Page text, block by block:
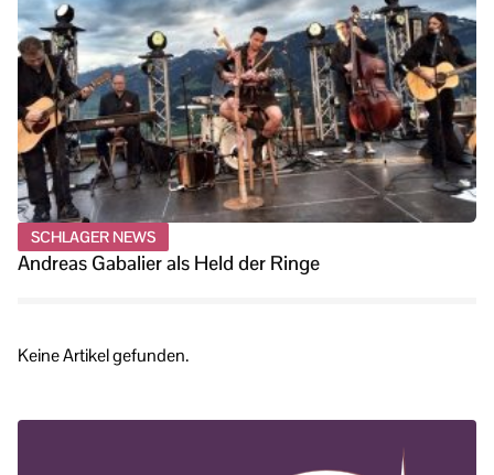
SCHLAGER NEWS
Andreas Gabalier als Held der Ringe
Keine Artikel gefunden.